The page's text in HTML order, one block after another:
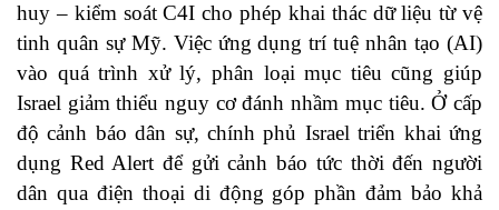
huy – kiểm soát C4I cho phép khai thác dữ liệu từ vệ
tinh quân sự Mỹ. Việc ứng dụng trí tuệ nhân tạo (AI)
vào quá trình xử lý, phân loại mục tiêu cũng giúp
Israel giảm thiểu nguy cơ đánh nhầm mục tiêu. Ở cấp
độ cảnh báo dân sự, chính phủ Israel triển khai ứng
dụng Red Alert để gửi cảnh báo tức thời đến người
dân qua điện thoại di động góp phần đảm bảo khả